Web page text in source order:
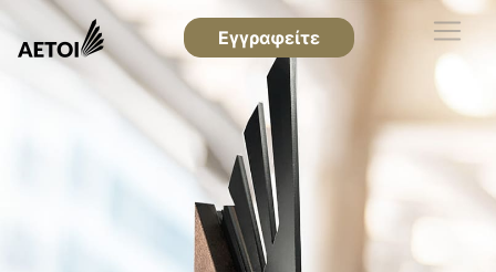
Εγγραφείτε